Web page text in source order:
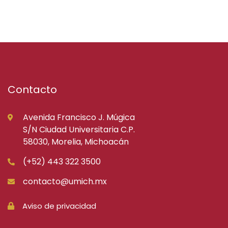
Contacto
Avenida Francisco J. Múgica
S/N Ciudad Universitaria C.P.
58030, Morelia, Michoacán
(+52) 443 322 3500
contacto@umich.mx
Aviso de privacidad